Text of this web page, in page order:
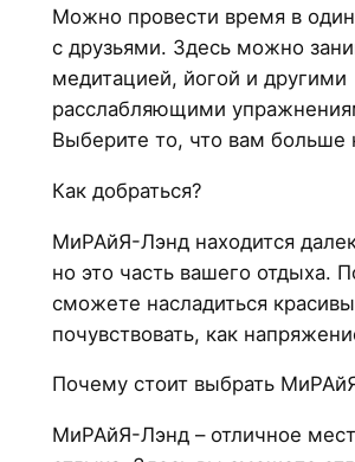
Можно провести время в
с друзьями. Здесь можно
медитацией, йогой и другими
расслабляющими
Выберите то, что вам больше
Как добраться?
МиРАйЯ-Лэнд находится
но это часть вашего отдыха.
сможете насладиться
почувствовать, как
Почему стоит выбрать
МиРАйЯ-Лэнд – отличное